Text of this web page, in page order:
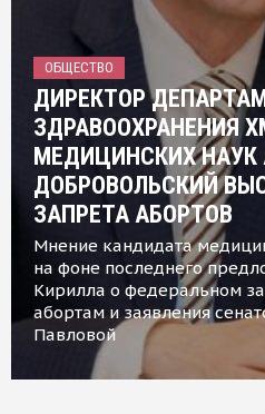
ОБЩЕСТВО
ДИРЕКТОР
ЗДРАВООХРАНЕНИЯ
МЕДИЦИНСКИХ НАУК
ДОБРОВОЛЬСКИЙ
ЗАПРЕТА АБОРТОВ
Мнение кандидата
на фоне последнего
Кирилла о федеральном
абортам и заявления
Павловой